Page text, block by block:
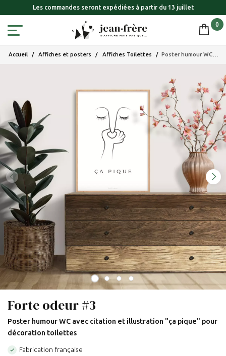
Les commandes seront expédiées à partir du 13 juillet
0
Accueil Affiches et posters Affiches Toilettes Poster humour WC avec citation et illustration "ça pique" pour décoration toilettes
Forte odeur #3
Poster humour WC avec citation et illustration "ça pique" pour
décoration toilettes
 Fabrication française